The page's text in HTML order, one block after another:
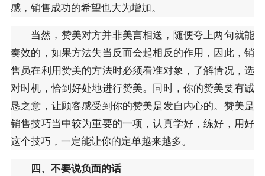
感，销售成功的希望也大为增加。
当然，赞美对方并非美言相送，随便夸上两句就能
奏效的，如果方法失当反而会起相反的作用，因此，销
售员在利用赞美的方法时必须看准对象，了解情况，选
对时机，恰到好处地进行赞美。同时，你的赞美要有诚
恳之意，让顾客感受到你的赞美是发自内心的。赞美是
销售技巧当中较为重要的一项，认真学好，练好，用好
这个技巧，一定能让你的定单越来越多。
四、不要说负面的话